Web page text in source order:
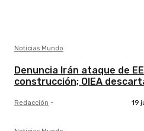
Noticias Mundo
Denuncia Irán ataque de
construcción; OIEA
Redacción - 19